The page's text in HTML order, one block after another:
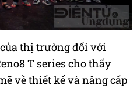
thị trường đối với
T series cho thấy
về thiết kế và nâng cấp